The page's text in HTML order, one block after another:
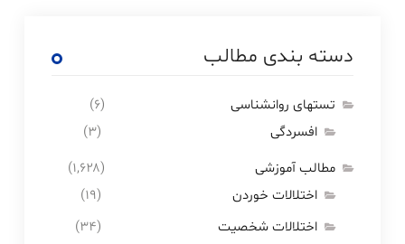
دسته بندی مطالب
تستهای روانشناسی
(۶)
افسردگی
(۳)
مطالب آموزشی
(۱,۶۲۸)
اختلالات خوردن
(۱۹)
اختلالات شخصیت
(۳۴)